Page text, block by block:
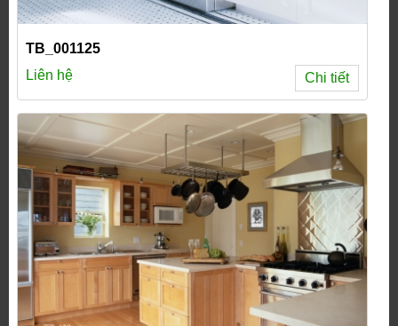
TB_001125
Liên hệ
Chi tiết